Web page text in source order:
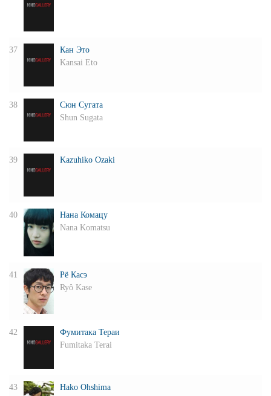
37
Кан Это
Kansai Eto
38
Сюн Сугата
Shun Sugata
39 Kazuhiko Ozaki
40
Нана Комацу
Nana Komatsu
41
Рё Касэ
Ryô Kase
42
Фумитака Тераи
Fumitaka Terai
43 Hako Ohshima